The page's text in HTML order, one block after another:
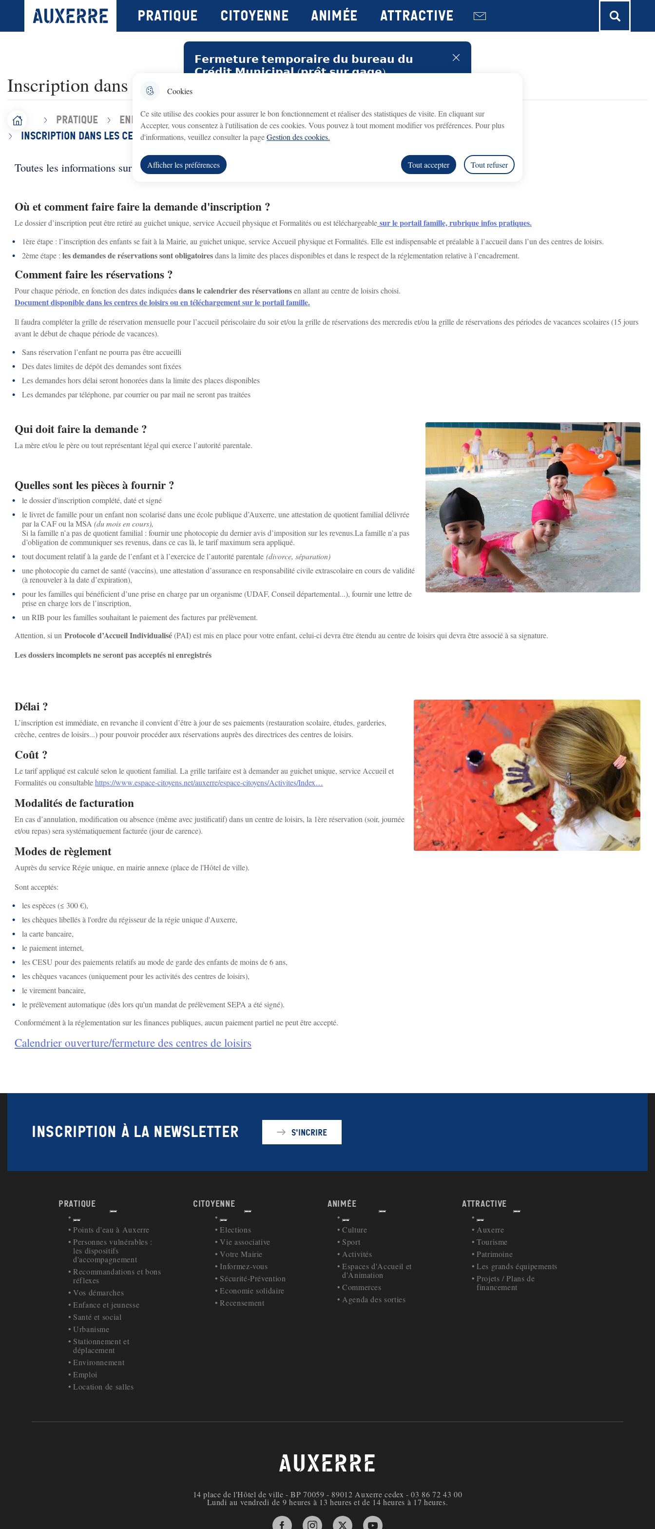
Cookies
Ce site utilise des cookies pour assurer le bon fonctionnement et réaliser des statistiques de visite. En cliquant sur
Accepter, vous consentez à l'utilisation de ces cookies. Vous pouvez à tout moment modifier vos préférences. Pour plus
d'informations, veuillez consulter la pageGestion des cookies.
Afficher les préférences Tout accepter Tout refuser
Aller au menu Aller à la recherche Aller au contenu principal Consulter le plan du site
fermer l'alerte
𝗙𝗲𝗿𝗺𝗲𝘁𝘂𝗿𝗲 𝘁𝗲𝗺𝗽𝗼𝗿𝗮𝗶𝗿𝗲 𝗱𝘂 𝗯𝘂𝗿𝗲𝗮𝘂 𝗱𝘂
𝗖𝗿𝗲́𝗱𝗶𝘁 𝗠𝘂𝗻𝗶𝗰𝗶𝗽𝗮𝗹 (𝗽𝗿𝗲̂𝘁 𝘀𝘂𝗿 𝗴𝗮𝗴𝗲)
Le servicerouvrira le lundi 7 septembre 2026, aux horaires habituels.
Nous vous remercions de votre compréhension.
Ville d'Auxerre
a
g
t
i
n
r
i
n
c
i
p
a
l
e
Pratique Citoyenne Animée attractive
Inscription dans les centres de loisirs
F
A
r
n
Accueil Pratique Enfance et jeunesse
Centres de loisirs et temps périscolaires
Inscription dans les centres de loisirs
Toutes les informations sur la procédure d'inscription, les tarifs, etc.
Où et comment faire faire la demande d'inscription ?
Le dossier d’inscription peut être retiré au guichet unique, service Accueil physique et Formalités ou est téléchargeable sur le portail famille, rubrique infos pratiques.
1ère étape : l’inscription des enfants se fait à la Mairie, au guichet unique, service Accueil physique et Formalités. Elle est indispensable et préalable à l’accueil dans l’un des centres de loisirs.
2ème étape :les demandes de réservations sont obligatoiresdans la limite des places disponibles et dans le respect de la réglementation relative à l’encadrement.
Comment faire les réservations ?
Pour chaque période, en fonction des dates indiquéesdans le calendrier des réservationsen allant au centre de loisirs choisi.
Document disponible dans les centres de loisirs ou en téléchargement sur le portail famille.
Il faudra compléter la grille de réservation mensuelle pour l’accueil périscolaire du soir et/ou la grille de réservations des mercredis et/ou la grille de réservations des périodes de vacances scolaires (15 jours
avant le début de chaque période de vacances).
Sans réservation l’enfant ne pourra pas être accueilli
Des dates limites de dépôt des demandes sont fixées
Les demandes hors délai seront honorées dans la limite des places disponibles
Les demandes par téléphone, par courrier ou par mail ne seront pas traitées
Qui doit faire la demande ?
La mère et/ou le père ou tout représentant légal qui exerce l’autorité parentale.
Quelles sont les pièces à fournir ?
le dossier d'inscription complété, daté et signé
le livret de famille pour un enfant non scolarisé dans une école publique d’Auxerre, une attestation de quotient familial délivrée
par la CAF ou la MSA(du mois en cours),
Si la famille n’a pas de quotient familial : fournir une photocopie du dernier avis d’imposition sur les revenus.La famille n’a pas
d’obligation de communiquer ses revenus, dans ce cas là, le tarif maximum sera appliqué.
tout document relatif à la garde de l’enfant et à l’exercice de l’autorité parentale (divorce, séparation)
une photocopie du carnet de santé (vaccins), une attestation d’assurance en responsabilité civile extrascolaire en cours de validité
(à renouveler à la date d’expiration),
pour les familles qui bénéficient d’une prise en charge par un organisme (UDAF, Conseil départemental...), fournir une lettre de
prise en charge lors de l’inscription,
un RIB pour les familles souhaitant le paiement des factures par prélèvement.
Attention, si un Protocole d’Accueil Individualisé(PAI) est mis en place pour votre enfant, celui-ci devra être étendu au centre de loisirs qui devra être associé à sa signature.
Les dossiers incomplets ne seront pas acceptés ni enregistrés
Délai ?
L’inscription est immédiate, en revanche il convient d’être à jour de ses paiements (restauration scolaire, études, garderies,
crèche, centres de loisirs...) pour pouvoir procéder aux réservations auprès des directrices des centres de loisirs.
Coût ?
Le tarif appliqué est calculé selon le quotient familial. La grille tarifaire est à demander au guichet unique, service Accueil et
Formalités ou consultablehttps://www.espace-citoyens.net/auxerre/espace-citoyens/Activites/Index…
Modalités de facturation
En cas d’annulation, modification ou absence (même avec justificatif) dans un centre de loisirs, la 1ère réservation (soir, journée
et/ou repas) sera systématiquement facturée (jour de carence).
Modes de règlement
Auprès du service Régie unique, en mairie annexe (place de l'Hôtel de ville).
Sont acceptés:
les espèces (≤ 300 €),
les chèques libellés à l'ordre du régisseur de la régie unique d'Auxerre,
la carte bancaire,
le paiement internet,
les CESU pour des paiements relatifs au mode de garde des enfants de moins de 6 ans,
les chèques vacances (uniquement pour les activités des centres de loisirs),
le virement bancaire,
le prélèvement automatique (dès lors qu'un mandat de prélèvement SEPA a été signé).
Conformément à la réglementation sur les finances publiques, aucun paiement partiel ne peut être accepté.
Calendrier ouverture/fermeture des centres de loisirs
Inscription à la newsletter S'incrire
Pratique
Retour à la navigation
Points d'eau à Auxerre
Personnes vulnérables :
les dispositifs
d'accompagnement
Recommandations et bons
réflexes
Vos démarches
Enfance et jeunesse
Santé et social
Urbanisme
Stationnement et
déplacement
Environnement
Emploi
Location de salles
Citoyenne
Retour à la navigation
Elections
Vie associative
Votre Mairie
Informez-vous
Sécurité-Prévention
Economie solidaire
Recensement
Animée
Retour à la navigation
Culture
Sport
Activités
Espaces d'Accueil et
d'Animation
Commerces
Agenda des sorties
attractive
Retour à la navigation
Auxerre
Tourisme
Patrimoine
Les grands équipements
Projets / Plans de
financement
AUXERRE
14 place de l'Hôtel de ville - BP 70059 - 89012 Auxerre cedex - 03 86 72 43 00
Lundi au vendredi de 9 heures à 13 heures et de 14 heures à 17 heures.
Facebook de la ville d'Auxerre
Instagram de la ville d'Auxerre
X de la ville d'Auxerre
YouTube de la ville d'Auxerre